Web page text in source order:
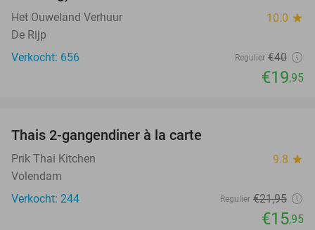
Het Ouweland Verhuur 10.0 star
De Rijp
Verkocht: 656
Regulier €40
€19,95
Thais 2-gangendiner à la carte
Prik Thai Kitchen 9.8 star
Volendam
Verkocht: 244
Regulier €21,95
€15,95